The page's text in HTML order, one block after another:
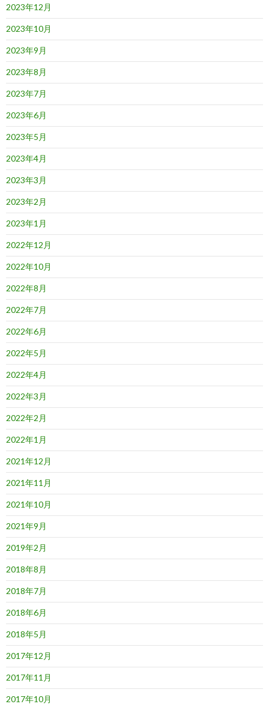
2023年12月
2023年10月
2023年9月
2023年8月
2023年7月
2023年6月
2023年5月
2023年4月
2023年3月
2023年2月
2023年1月
2022年12月
2022年10月
2022年8月
2022年7月
2022年6月
2022年5月
2022年4月
2022年3月
2022年2月
2022年1月
2021年12月
2021年11月
2021年10月
2021年9月
2019年2月
2018年8月
2018年7月
2018年6月
2018年5月
2017年12月
2017年11月
2017年10月